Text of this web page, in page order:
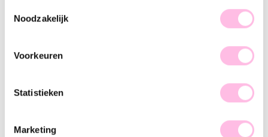
Noodzakelijk
Voorkeuren
Statistieken
Marketing
Ben jij klaar om de leukste neckparty te creëren? Deze
bedel geeft de ketting een vrolijke touch. Vergeet deze ketting
natuurlijk niet te combineren met een leuk paar statement